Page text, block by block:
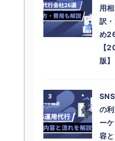
用
訳
め
【
版】
3
の
ー
容